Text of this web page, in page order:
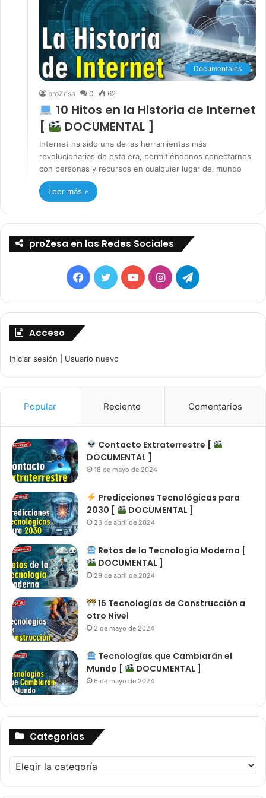
Documentales
proZesa 0 62
10 Hitos en la Historia de Internet
[
DOCUMENTAL ]
Internet ha sido una de las herramientas más
revolucionarias de esta era, permitiéndonos conectarnos
con personas y recursos en cualquier lugar del mundo
Leer más »
proZesa en las Redes Sociales
Facebook
TwitterYouTubeInstagramTelegram
Acceso
Iniciar sesión Usuario nuevo
Popular Reciente Comentarios
Contacto Extraterrestre [
DOCUMENTAL ]
18 de mayo de 2024
Predicciones Tecnológicas para
2030 [
DOCUMENTAL ]
23 de abril de 2024
Retos de la Tecnología Moderna [
DOCUMENTAL ]
29 de abril de 2024
15 Tecnologías de Construcción a
otro Nivel
2 de mayo de 2024
Tecnologías que Cambiarán el
Mundo [
DOCUMENTAL ]
6 de mayo de 2024
Categorías
Categorías